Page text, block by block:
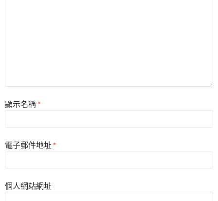
顯示名稱 *
電子郵件地址 *
個人網站網址